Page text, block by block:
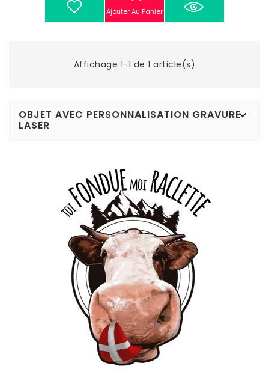
Ajouter Au Panier
Affichage 1-1 de 1 article(s)
OBJET AVEC PERSONNALISATION GRAVURE
LASER
